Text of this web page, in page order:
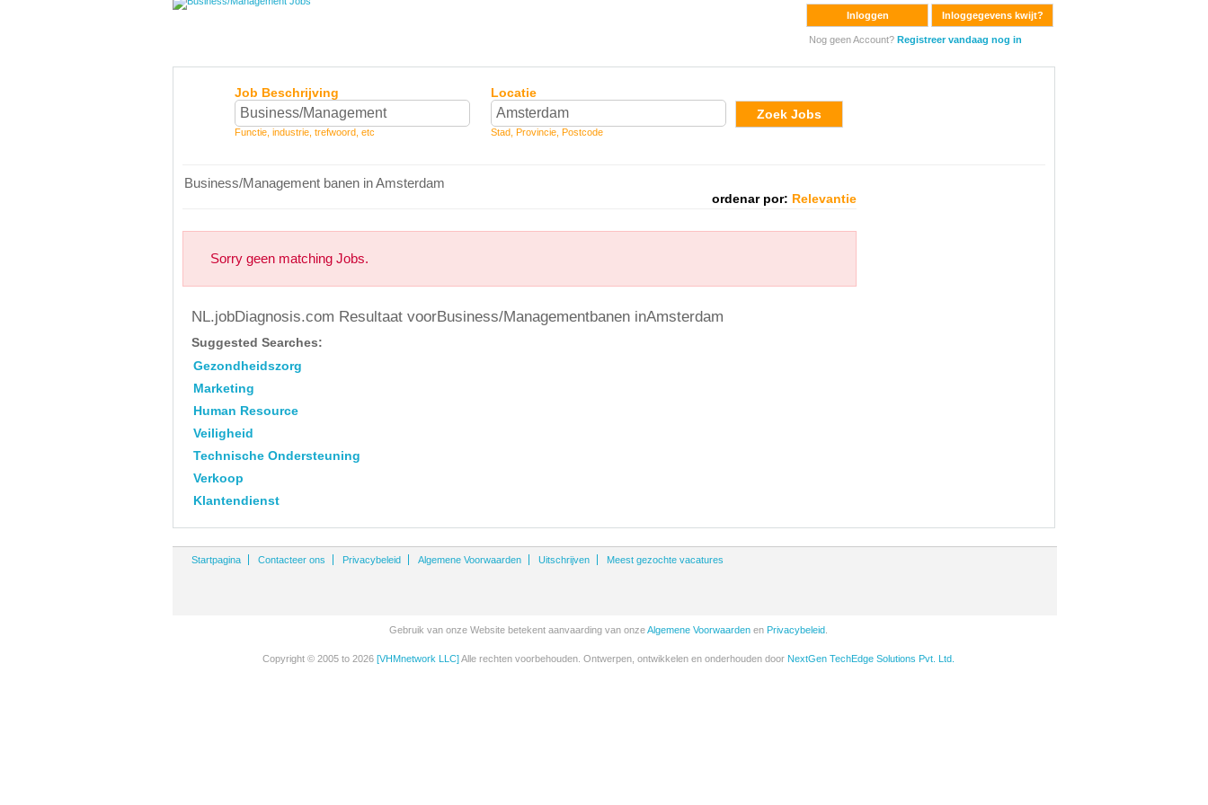
Inloggen Inloggegevens kwijt?
Nog geen Account? Registreer vandaag nog in
Job Beschrijving
Functie, industrie, trefwoord, etc
Locatie
Stad, Provincie, Postcode
Zoek Jobs
Business/Management banen in Amsterdam
ordenar por: Relevantie
Sorry geen matching Jobs.
NL.jobDiagnosis.com Resultaat voorBusiness/Managementbanen inAmsterdam
Suggested Searches:
Gezondheidszorg
Marketing
Human Resource
Veiligheid
Technische Ondersteuning
Verkoop
Klantendienst
Startpagina Contacteer ons Privacybeleid Algemene Voorwaarden Uitschrijven Meest gezochte vacatures
Gebruik van onze Website betekent aanvaarding van onzeAlgemene Voorwaarden en Privacybeleid
Copyright © 2005 to 2026 [VHMnetwork LLC]Alle rechten voorbehouden. Ontwerpen, ontwikkelen en onderhouden door NextGen TechEdge Solutions Pvt. Ltd.